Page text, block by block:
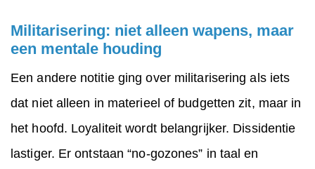
Militarisering: niet alleen wapens, maar
een mentale houding
Een andere notitie ging over militarisering als iets
dat niet alleen in materieel of budgetten zit, maar in
het hoofd. Loyaliteit wordt belangrijker. Dissidentie
lastiger. Er ontstaan “no-gozones” in taal en